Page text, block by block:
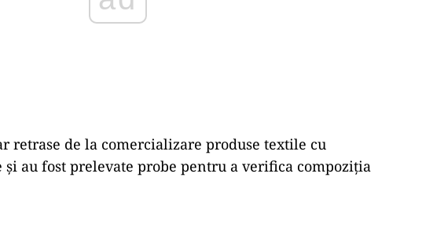
retrase de la comercializare produse textile cu
au fost prelevate probe pentru a verifica compoziția